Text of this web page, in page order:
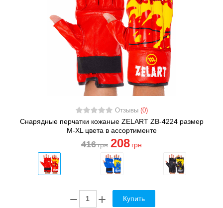
Отзывы (0)
Снарядные перчатки кожаные ZELART ZB-4224 размер
M-XL цвета в ассортименте
416грн 208 грн
Купить